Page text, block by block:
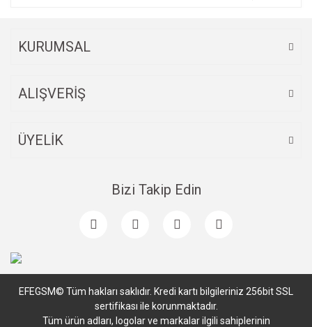
KURUMSAL
ALIŞVERİŞ
ÜYELİK
Bizi Takip Edin
EFEGSM© Tüm hakları saklıdır. Kredi kartı bilgileriniz 256bit SSL
sertifikası ile korunmaktadır.
Tüm ürün adları, logolar ve markalar ilgili sahiplerinin